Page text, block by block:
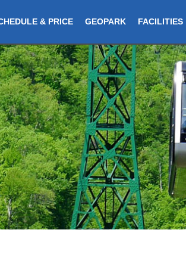
& PRICE GEOPARK FACILITIES